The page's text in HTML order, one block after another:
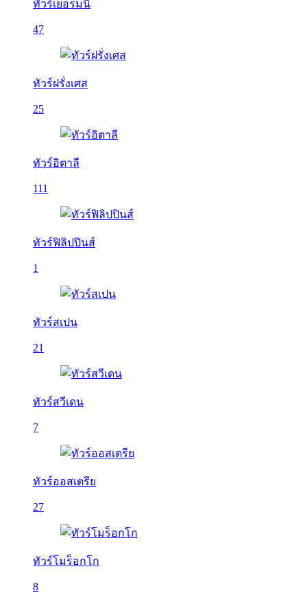
ทัวร์เยอรมนี
47
ทัวร์ฝรั่งเศส
25
ทัวร์อิตาลี
111
ทัวร์ฟิลิปปินส์
1
ทัวร์สเปน
21
ทัวร์สวีเดน
7
ทัวร์ออสเตรีย
27
ทัวร์โมร็อกโก
8